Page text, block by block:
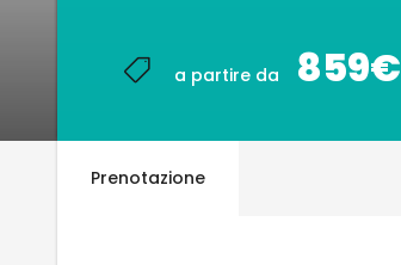
a partire da 859€
a partire da 859€
Prenotazione